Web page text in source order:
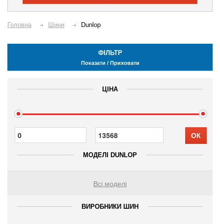
Головна Шини Dunlop
ФІЛЬТР
Показати / Приховати
ЦІНА
ОК
МОДЕЛІ DUNLOP
Всі моделі
ВИРОБНИКИ ШИН